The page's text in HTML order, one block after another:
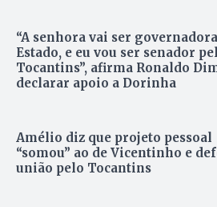
“A senhora vai ser
Estado, e eu vou ser senador
Tocantins”, afirma Ronaldo
declarar apoio a Dorinha
Amélio diz que projeto pessoal
“somou” ao de Vicentinho e
união pelo Tocantins